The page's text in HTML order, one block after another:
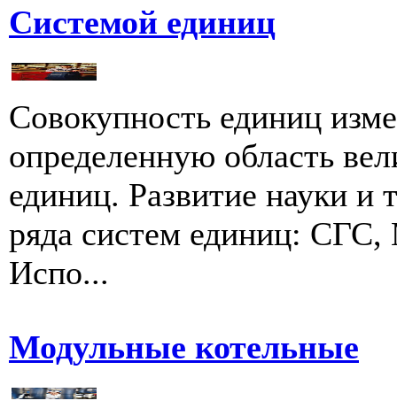
Системой единиц
Совокупность единиц
определенную область
единиц. Развитие науки и
ряда систем единиц:
Испо...
Модульные котельные